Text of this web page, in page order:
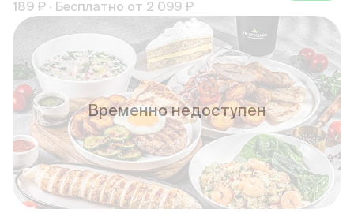
189 ₽ · Бесплатно от 2 099 ₽
Временно недоступен